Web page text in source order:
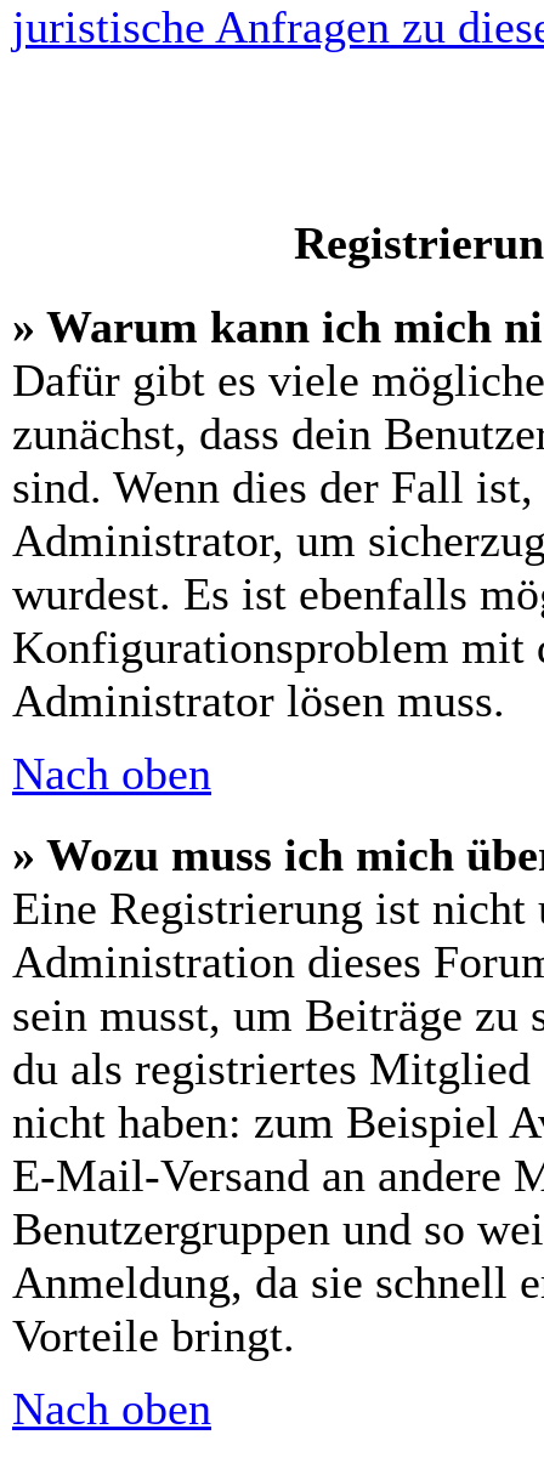
juristische Anfragen zu
» Warum kann ich mich
Dafür gibt es viele
zunächst, dass dein
sind. Wenn dies der Fall
Administrator, um
wurdest. Es ist ebenfalls
Konfigurationsproblem mit
Administrator lösen muss.
Nach oben
» Wozu muss ich mich
Eine Registrierung ist
Administration dieses
sein musst, um Beiträge
du als registriertes Mitglied
nicht haben: zum Beispiel
E-Mail-Versand an andere
Benutzergruppen und so
Anmeldung, da sie schnell
Vorteile bringt.
Nach oben